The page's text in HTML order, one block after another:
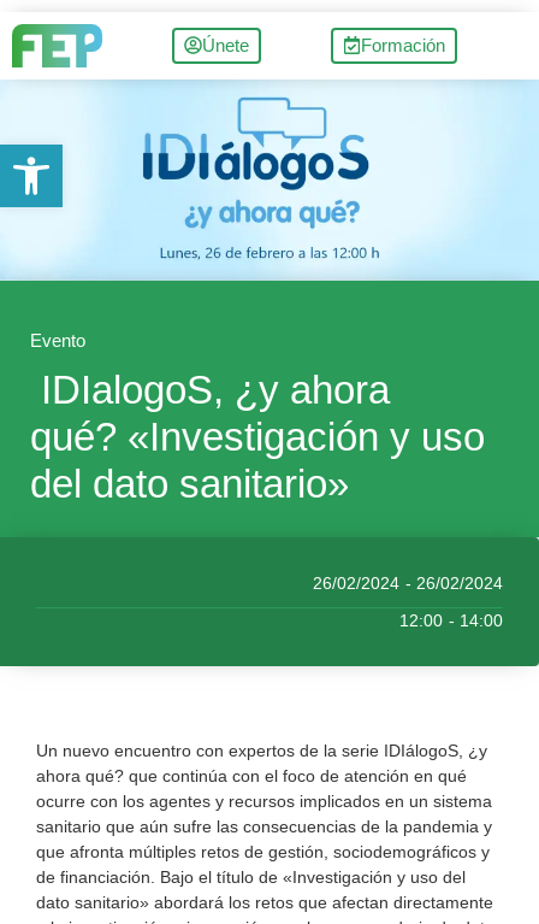
Únete Formación
Evento
IDIalogoS, ¿y ahora
qué? «Investigación y uso
del dato sanitario»
26/02/2024 - 26/02/2024
12:00 - 14:00
Un nuevo encuentro con expertos de la serie IDIálogoS, ¿y
ahora qué? que continúa con el foco de atención en qué
ocurre con los agentes y recursos implicados en un sistema
sanitario que aún sufre las consecuencias de la pandemia y
que afronta múltiples retos de gestión, sociodemográficos y
de financiación. Bajo el título de «Investigación y uso del
dato sanitario» abordará los retos que afectan directamente
Abrir barra de herramientas